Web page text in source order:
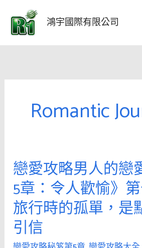
要
鴻宇國際有限公司
Romantic
戀愛攻略男人的戀
5章：令人歡愉》
旅行時的孤單，是
引信
戀
愛
攻
略
男
人